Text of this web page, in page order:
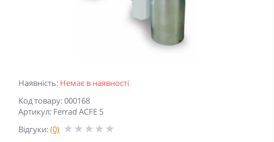
Наявність: Немає в наявності
Код товару: 000168
Артикул: Ferrad ACFE 5
Відгуки:(0)